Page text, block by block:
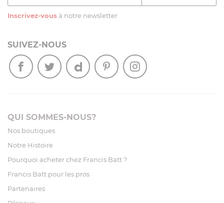
Inscrivez-vous à notre newsletter
SUIVEZ-NOUS
QUI SOMMES-NOUS?
Nos boutiques
Notre Histoire
Pourquoi acheter chez Francis Batt ?
Francis Batt pour les pros
Partenaires